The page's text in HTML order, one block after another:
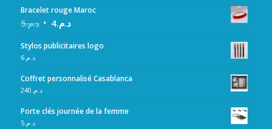
Bracelet rouge Maroc
د.م.5 د.م.4
Stylos publicitaires logo
د.م.6
Coffret personnalisé Casablanca
د.م.240
Porte clés journée de la femme
د.م.5